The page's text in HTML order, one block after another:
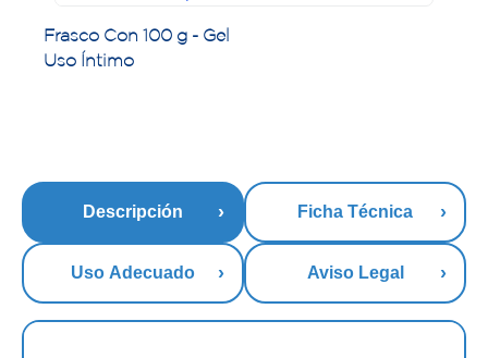
Frasco Con 100 g - Gel
Uso Íntimo
Descripción Ficha Técnica
Uso Adecuado Aviso Legal